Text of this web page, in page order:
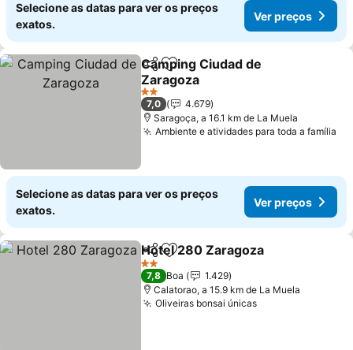
Selecione as datas para ver os preços
exatos.
Ver preços
PartilharAdicionar aos favoritos
Camping Ciudad de
Zaragoza
Ver preços
2 Estrelas
7,0
4.679
Saragoça, a 16.1 km de La Muela
Ambiente e atividades para toda a família
Selecione as datas para ver os preços
exatos.
Ver preços
PartilharAdicionar aos favoritos
Hotel 280 Zaragoza
2 Estrelas
7,8 Boa
1.429
Calatorao, a 15.9 km de La Muela
Oliveiras bonsai únicasVer preços